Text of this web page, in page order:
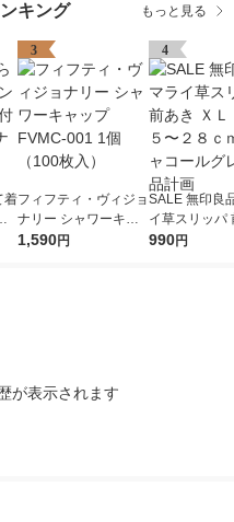
キング もっと見る
着
3
フィフティ・ヴィジョ
ナリー シャワーキャ
ップ FVMC-001 1個
1,590円
4
SALE 無印良
イ草スリッパ
ＸＬ ２６．５
990円
が表示されます